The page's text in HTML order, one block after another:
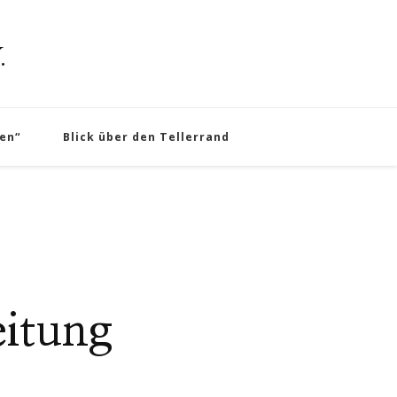
Blick über den Tellerrand